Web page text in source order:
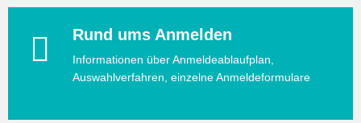
Rund ums Anmelden
Informationen über Anmeldeablaufplan,
Auswahlverfahren, einzelne Anmeldeformulare